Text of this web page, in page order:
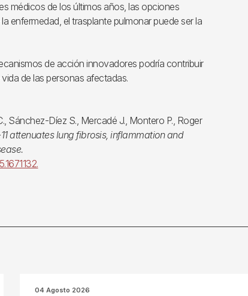
médicos de los últimos años, las opciones
enfermedad, el trasplante pulmonar puede ser la
de acción innovadores podría contribuir
de las personas afectadas.
Sánchez-Díez S., Mercadé J., Montero P., Roger
attenuates lung fibrosis, inflammation and
04 Agosto 2026